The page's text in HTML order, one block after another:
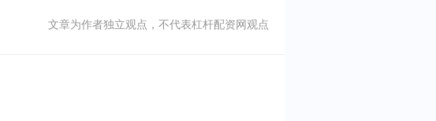
文章为作者独立观点，不代表杠杆配资网观点